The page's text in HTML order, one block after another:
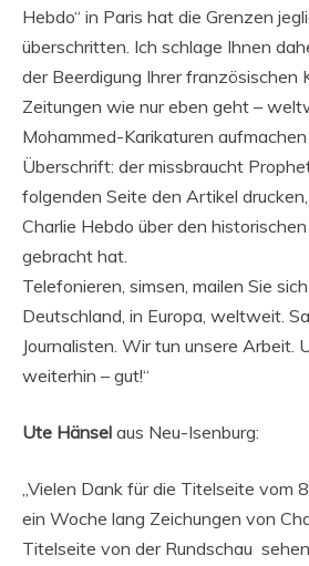
Hebdo“ in Paris hat die Grenzen
überschritten. Ich schlage Ihnen
der Beerdigung Ihrer französischen
Zeitungen wie nur eben geht –
Mohammed-Karikaturen
Überschrift: der missbraucht
folgenden Seite den Artikel
Charlie Hebdo über den
gebracht hat.
Telefonieren, simsen, mailen Sie
Deutschland, in Europa, weltweit.
Journalisten. Wir tun unsere Arbeit.
weiterhin – gut!“
Ute Hänsel aus Neu-Isenburg:
„Vielen Dank für die Titelseite vom
ein Woche lang Zeichungen von
Titelseite von der Rundschau